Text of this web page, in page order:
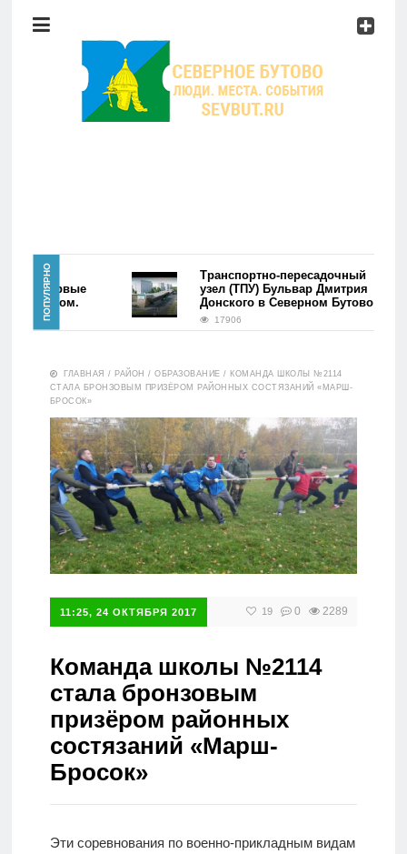
Район
Мероприятия
Главная
Новости
Мероприятия
Справочник
ПОПУЛЯРНО
Первые
фэйком.
Транспортно-пересадочный
узел (ТПУ) Бульвар Дмитрия
Донского в Северном Бутово
17906
ГЛАВНАЯ / РАЙОН /ОБРАЗОВАНИЕ / КОМАНДА ШКОЛЫ №2114
СТАЛА БРОНЗОВЫМ ПРИЗЁРОМ РАЙОННЫХ СОСТЯЗАНИЙ «МАРШ-
БРОСОК»
11:25, 24 ОКТЯБРЯ 2017 19 0 2289
Команда школы №2114
стала бронзовым
призёром районных
состязаний «Марш-
Бросок»
Эти соревнования по военно-прикладным видам